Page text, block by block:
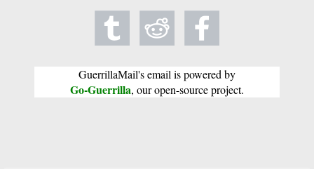
GuerrillaMail's email is powered by
Go-Guerrilla, our open-source project.